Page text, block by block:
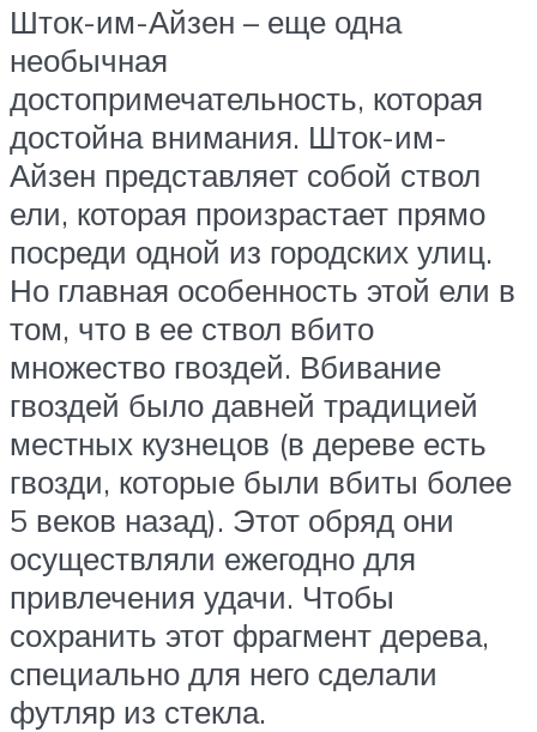
Шток-им-Айзен – еще одна
необычная
достопримечательность, которая
достойна внимания. Шток-им-
Айзен представляет собой ствол
ели, которая произрастает прямо
посреди одной из городских улиц.
Но главная особенность этой ели в
том, что в ее ствол вбито
множество гвоздей. Вбивание
гвоздей было давней традицией
местных кузнецов (в дереве есть
гвозди, которые были вбиты более
5 веков назад). Этот обряд они
осуществляли ежегодно для
привлечения удачи. Чтобы
сохранить этот фрагмент дерева,
специально для него сделали
футляр из стекла.